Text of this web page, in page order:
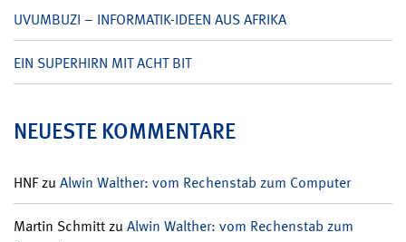
UVUMBUZI – INFORMATIK-IDEEN AUS AFRIKA
EIN SUPERHIRN MIT ACHT BIT
NEUESTE KOMMENTARE
HNFzu Alwin Walther: vom Rechenstab zum Computer
Martin Schmittzu Alwin Walther: vom Rechenstab zum